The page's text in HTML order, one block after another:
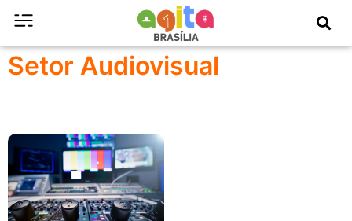
Setor Audiovisual